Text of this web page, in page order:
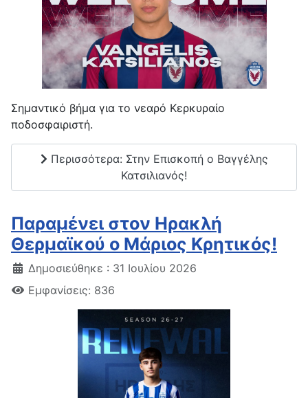
Σημαντικό βήμα για το νεαρό Κερκυραίο
ποδοσφαιριστή.
Περισσότερα: Στην Επισκοπή ο Βαγγέλης
Κατσιλιανός!
Παραμένει στον Ηρακλή
Θερμαϊκού ο Μάριος Κρητικός!
Δημοσιεύθηκε : 31 Ιουλίου 2026
Εμφανίσεις: 836